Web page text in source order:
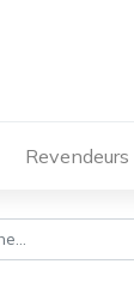
Revendeurs